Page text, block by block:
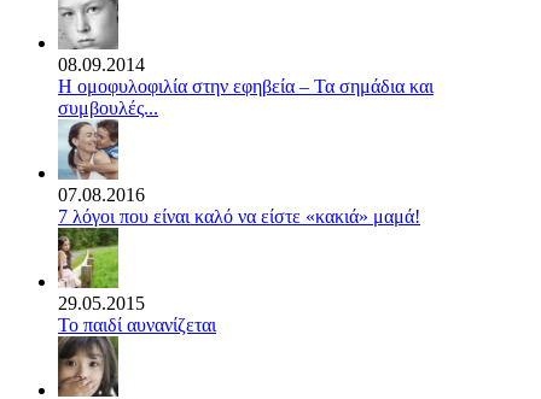
08.09.2014
Η ομοφυλοφιλία στην εφηβεία – Τα σημάδια και
συμβουλές...
07.08.2016
7 λόγοι που είναι καλό να είστε «κακιά» μαμά!
29.05.2015
Το παιδί αυνανίζεται